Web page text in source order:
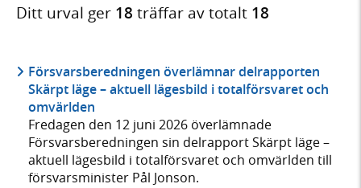
Ditt urval ger 18 träffar av totalt 18
Försvarsberedningen överlämnar delrapporten
Skärpt läge – aktuell lägesbild i totalförsvaret och
omvärlden
Fredagen den 12 juni 2026 överlämnade
Försvarsberedningen sin delrapport Skärpt läge –
aktuell lägesbild i totalförsvaret och omvärlden till
försvarsminister Pål Jonson.